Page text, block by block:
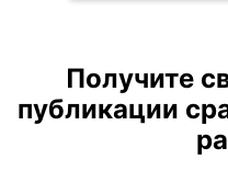
Получите
публикации